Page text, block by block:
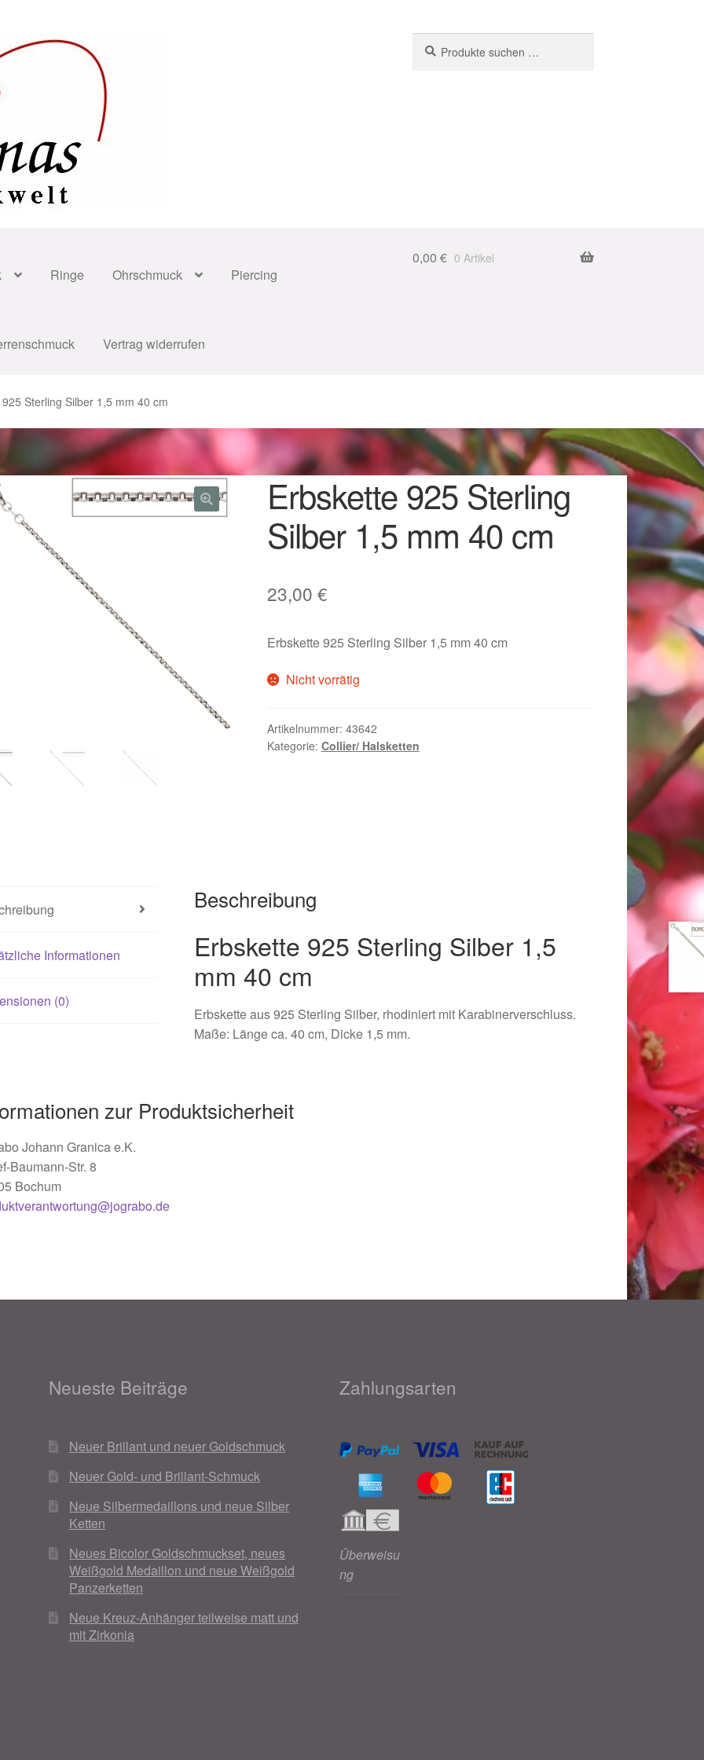
nach:
Ringe Ohrschmuck Piercing
Vertrag widerrufen
zu Ostern 2023 Geschenke zu Ostern 2024
für Weihnachten 2023
für Weihnachten 2025
Schmuck online kaufen 2016
Schmuck online kaufen 2018
Karneval 2019 – Schmuck zu Fasching & Co.
Liefer- und Versandkosten
und Festliches zu Halloween
Magisches und Festliches zu Halloween 2022Mein Konto
finden für Ostern 2016
finden für Ostern 2022PartnerShopStartseite
Vertrag widerrufen Warenkorb
Weihnachtsangebote 2017 Weihnachtsangebote 2018
Weihnachtsangebote 2021Widerrufsrecht
0,00 € 0 Artikel
Sterling Silber 1,5 mm 40 cm
Erbskette 925 Sterling
Silber 1,5 mm 40 cm
23,00 €
Erbskette 925 Sterling Silber 1,5 mm 40 cm
Nicht vorrätig
Artikelnummer: 43642
Kategorie: Collier/ Halsketten
Informationen
(0)
Beschreibung
Erbskette 925 Sterling Silber 1,5
mm 40 cm
Erbskette aus 925 Sterling Silber, rhodiniert mit Karabinerverschluss.
Maße: Länge ca. 40 cm, Dicke 1,5 mm.
zur Produktsicherheit
Johann Granica e.K.
Baumann-Str. 8
Bochum
Neueste Beiträge
Neuer Brillant und neuer Goldschmuck
Neuer Gold- und Brillant-Schmuck
Neue Silbermedaillons und neue Silber
Ketten
Neues Bicolor Goldschmuckset, neues
Weißgold Medaillon und neue Weißgold
Panzerketten
Neue Kreuz-Anhänger teilweise matt und
mit Zirkonia
Zahlungsarten
Überweisu
ng